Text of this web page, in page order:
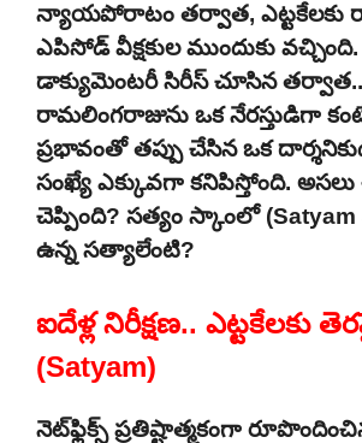
న్యాయపోరాటం తర్వాత, ఎట్టకేలకు
ఎపిసోడ్ వీక్షకుల ముందుకు
డాక్యుమెంటరీ సిరీస్ చూసిన తర్వాత..
రామలింగరాజును ఒక నేరస్తుడిగా
ప్రభావంతో తప్పు చేసిన ఒక
సంఖ్యే ఎక్కువగా కనిపిస్తోంది.
చెప్పింది? సత్యం స్కాంలో
ఉన్న సత్యాలేంటి?
ఐదేళ్ల నిరీక్షణ.. ఎట్టకేలకు
(Satyam)
నెట్‌ఫ్లిక్స్ ప్రతిష్టాత్మకంగా